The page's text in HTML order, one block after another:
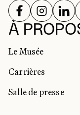
À
Le Musée
Carrières
Salle de presse
SUIVEZ-SUIVEZ-